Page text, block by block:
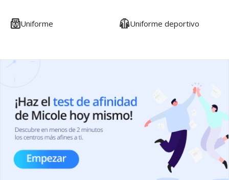
Uniforme Uniforme deportivo